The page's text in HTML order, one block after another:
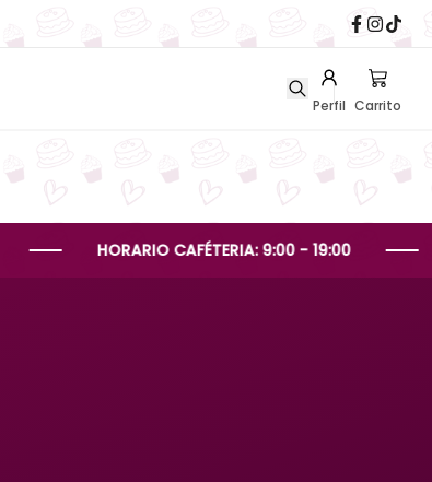
Perfil Carrito
HORARIO CAFÉTERIA: 9:00 - 19:00